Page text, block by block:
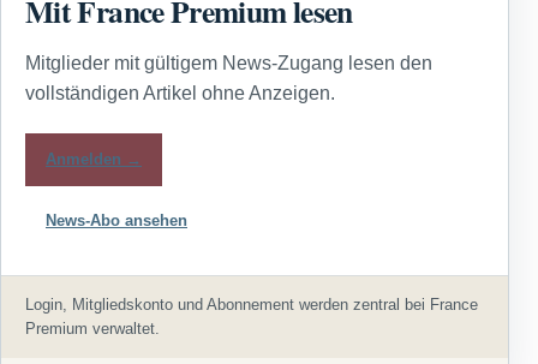
Mit France Premium lesen
Mitglieder mit gültigem News-Zugang lesen den
vollständigen Artikel ohne Anzeigen.
Anmelden →
News-Abo ansehen
Login, Mitgliedskonto und Abonnement werden zentral bei France
Premium verwaltet.